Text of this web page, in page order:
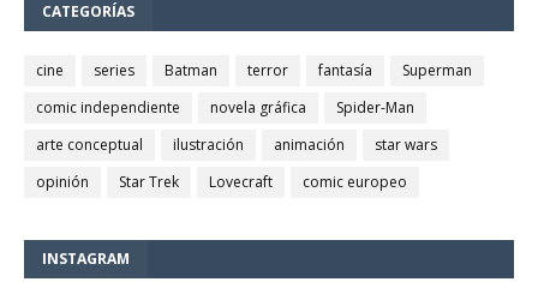
CATEGORÍAS
cine series Batman terror fantasía
Superman
comic independiente
novela gráfica
Spider-Man
arte conceptual
ilustración animación
star wars
opinión
Star Trek Lovecraft comic europeo
INSTAGRAM